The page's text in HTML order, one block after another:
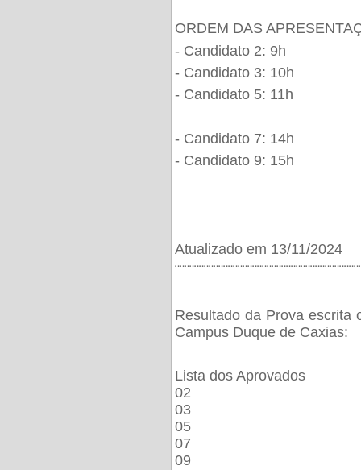
ORDEM DAS
- Candidato 2: 9h
- Candidato 3: 10h
- Candidato 5: 11h
- Candidato 7: 14h
- Candidato 9: 15h
Atualizado em 13/11/2024
Resultado da Prova escrita
Campus Duque de Caxias:
Lista dos Aprovados
02
03
05
07
09